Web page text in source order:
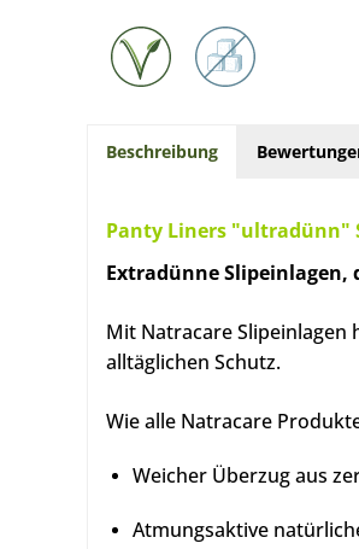
Beschreibung
Panty Liners "ultradünn"
Extradünne Slipeinlagen,
Mit Natracare
alltäglichen Schutz.
Wie alle Natracare
Weicher Überzug aus
Atmungsaktive